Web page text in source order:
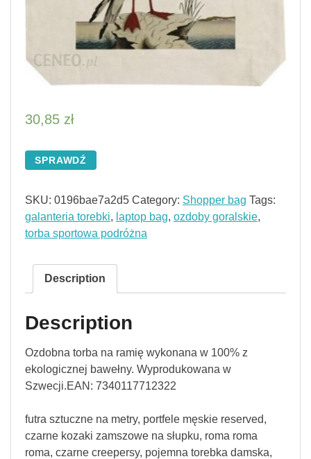
30,85 zł
SPRAWDŹ
SKU: 0196bae7a2d5 Category: Shopper bag Tags:
galanteria torebki, laptop bag, ozdoby goralskie,
torba sportowa podróżna
Description
Description
Ozdobna torba na ramię wykonana w 100% z
ekologicznej bawełny. Wyprodukowana w
Szwecji.EAN: 7340117712322
futra sztuczne na metry, portfele męskie reserved,
czarne kozaki zamszowe na słupku, roma roma
roma, czarne creepersy, pojemna torebka damska,